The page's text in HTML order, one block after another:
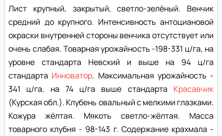
Лист крупный, закрытый, светло-зелёный. Венчик
средний до крупного. Интенсивность антоциановой
окраски внутренней стороны венчика отсутствует или
очень слабая. Товарная урожайность -198-331 ц/га, на
уровне стандарта Невский и выше на 94 ц/га
стандарта Инноватор. Максимальная урожайность -
341 ц/га, на 74 ц/га выше стандарта Красавчик
(Курская обл.). Клубень овальный с мелкими глазками.
Кожура жёлтая. Мякоть светло-жёлтая. Масса
товарного клубня - 98-143 г. Содержание крахмала -